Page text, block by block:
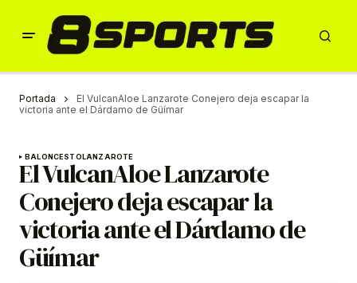
Portada
El VulcanAloe Lanzarote Conejero deja escapar la
victoria ante el Dárdamo de Güímar
BALONCESTOLANZAROTE
El VulcanAloe Lanzarote
Conejero deja escapar la
victoria ante el Dárdamo de
Güímar